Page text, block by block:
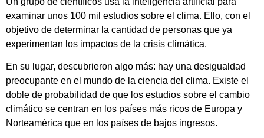
examinar unos 100 mil estudios sobre el clima. Ello, con el
objetivo de determinar la cantidad de personas que ya
experimentan los impactos de la crisis climática.
En su lugar, descubrieron algo más: hay una desigualdad
preocupante en el mundo de la ciencia del clima. Existe el
doble de probabilidad de que los estudios sobre el cambio
climático se centran en los países más ricos de Europa y
Norteamérica que en los países de bajos ingresos.